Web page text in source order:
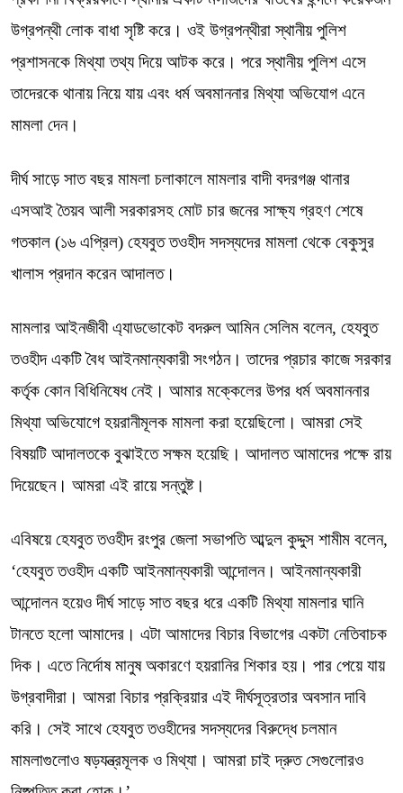
উগ্রপন্থী লোক বাধা সৃষ্টি করে। ওই উগ্রপন্থীরা স্থানীয় পুলিশ
প্রশাসনকে মিথ্যা তথ্য দিয়ে আটক করে। পরে স্থানীয় পুলিশ এসে
তাদেরকে থানায় নিয়ে যায় এবং ধর্ম অবমাননার মিথ্যা অভিযোগ এনে
মামলা দেন।
দীর্ঘ সাড়ে সাত বছর মামলা চলাকালে মামলার বাদী বদরগঞ্জ থানার
এসআই তৈয়ব আলী সরকারসহ মোট চার জনের সাক্ষ্য গ্রহণ শেষে
গতকাল (১৬ এপ্রিল) হেযবুত তওহীদ সদস্যদের মামলা থেকে বেকুসুর
খালাস প্রদান করেন আদালত।
মামলার আইনজীবী এ্যাডভোকেট বদরুল আমিন সেলিম বলেন, হেযবুত
তওহীদ একটি বৈধ আইনমান্যকারী সংগঠন। তাদের প্রচার কাজে সরকার
কর্তৃক কোন বিধিনিষেধ নেই। আমার মক্কেলের উপর ধর্ম অবমাননার
মিথ্যা অভিযোগে হয়রানীমূলক মামলা করা হয়েছিলো। আমরা সেই
বিষয়টি আদালতকে বুঝাইতে সক্ষম হয়েছি। আদালত আমাদের পক্ষে রায়
দিয়েছেন। আমরা এই রায়ে সন্তুষ্ট।
এবিষয়ে হেযবুত তওহীদ রংপুর জেলা সভাপতি আব্দুল কুদ্দুস শামীম বলেন,
‘হেযবুত তওহীদ একটি আইনমান্যকারী আন্দোলন। আইনমান্যকারী
আন্দোলন হয়েও দীর্ঘ সাড়ে সাত বছর ধরে একটি মিথ্যা মামলার ঘানি
টানতে হলো আমাদের। এটা আমাদের বিচার বিভাগের একটা নেতিবাচক
দিক। এতে নির্দোষ মানুষ অকারণে হয়রানির শিকার হয়। পার পেয়ে যায়
উগ্রবাদীরা। আমরা বিচার প্রক্রিয়ার এই দীর্ঘসূত্রতার অবসান দাবি
করি। সেই সাথে হেযবুত তওহীদের সদস্যদের বিরুদ্ধে চলমান
মামলাগুলোও ষড়যন্ত্রমূলক ও মিথ্যা। আমরা চাই দ্রুত সেগুলোরও